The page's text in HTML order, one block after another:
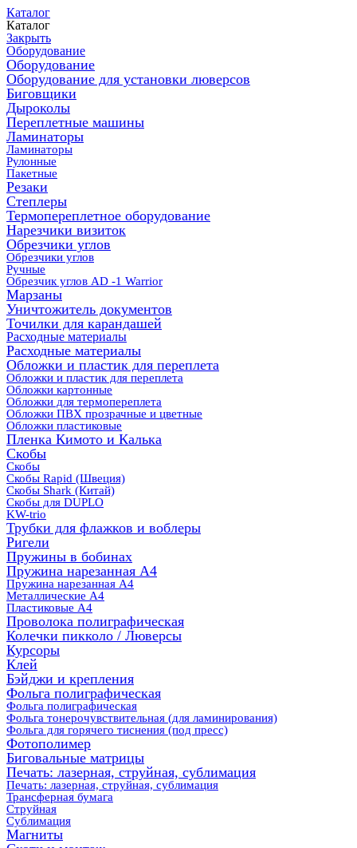
Каталог
Каталог
Закрыть
Оборудование
Оборудование
Оборудование для установки люверсов
Биговщики
Дыроколы
Переплетные машины
Ламинаторы
Ламинаторы
Рулонные
Пакетные
Резаки
Степлеры
Термопереплетное оборудование
Нарезчики визиток
Обрезчики углов
Обрезчики углов
Ручные
Обрезчик углов AD -1 Warrior
Марзаны
Уничтожитель документов
Точилки для карандашей
Расходные материалы
Расходные материалы
Обложки и пластик для переплета
Обложки и пластик для переплета
Обложки картонные
Обложки для термопереплета
Обложки ПВХ прозрачные и цветные
Обложки пластиковые
Пленка Кимото и Калька
Скобы
Скобы
Скобы Rapid (Швеция)
Скобы Shark (Китай)
Скобы для DUPLO
KW-trio
Трубки для флажков и воблеры
Ригели
Пружины в бобинах
Пружина нарезанная А4
Пружина нарезанная А4
Металлические А4
Пластиковые А4
Проволока полиграфическая
Колечки пикколо / Люверсы
Курсоры
Клей
Бэйджи и крепления
Фольга полиграфическая
Фольга полиграфическая
Фольга тонерочувствительная (для ламинирования)
Фольга для горячего тиснения (под пресс)
Фотополимер
Биговальные матрицы
Печать: лазерная, струйная, сублимация
Печать: лазерная, струйная, сублимация
Трансферная бумага
Струйная
Сублимация
Магниты